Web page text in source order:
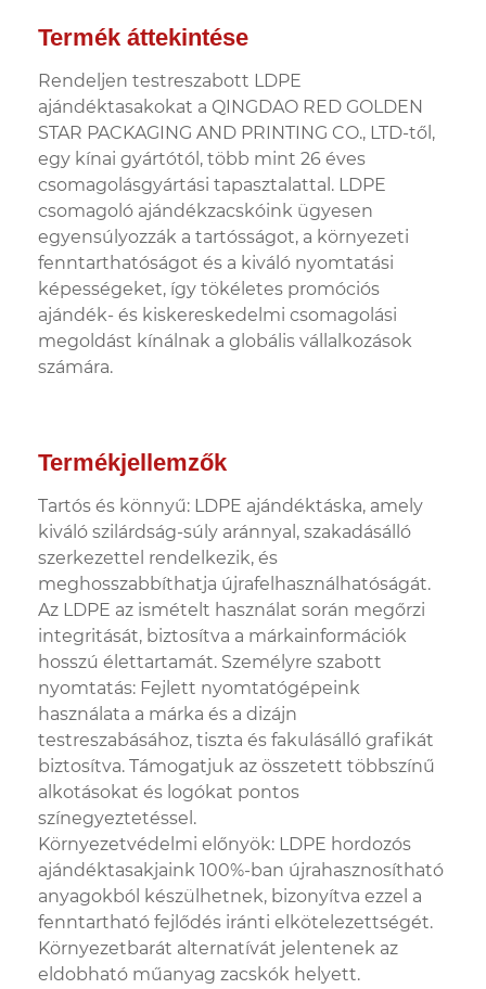
Termék áttekintése
Rendeljen testreszabott LDPE
ajándéktasakokat a QINGDAO RED GOLDEN
STAR PACKAGING AND PRINTING CO., LTD-től,
egy kínai gyártótól, több mint 26 éves
csomagolásgyártási tapasztalattal. LDPE
csomagoló ajándékzacskóink ügyesen
egyensúlyozzák a tartósságot, a környezeti
fenntarthatóságot és a kiváló nyomtatási
képességeket, így tökéletes promóciós
ajándék- és kiskereskedelmi csomagolási
megoldást kínálnak a globális vállalkozások
számára.
Termékjellemzők
Tartós és könnyű: LDPE ajándéktáska, amely
kiváló szilárdság-súly aránnyal, szakadásálló
szerkezettel rendelkezik, és
meghosszabbíthatja újrafelhasználhatóságát.
Az LDPE az ismételt használat során megőrzi
integritását, biztosítva a márkainformációk
hosszú élettartamát. Személyre szabott
nyomtatás: Fejlett nyomtatógépeink
használata a márka és a dizájn
testreszabásához, tiszta és fakulásálló grafikát
biztosítva. Támogatjuk az összetett többszínű
alkotásokat és logókat pontos
színegyeztetéssel.
Környezetvédelmi előnyök: LDPE hordozós
ajándéktasakjaink 100%-ban újrahasznosítható
anyagokból készülhetnek, bizonyítva ezzel a
fenntartható fejlődés iránti elkötelezettségét.
Környezetbarát alternatívát jelentenek az
eldobható műanyag zacskók helyett.